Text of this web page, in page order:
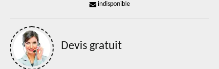
indisponible
Devis gratuit